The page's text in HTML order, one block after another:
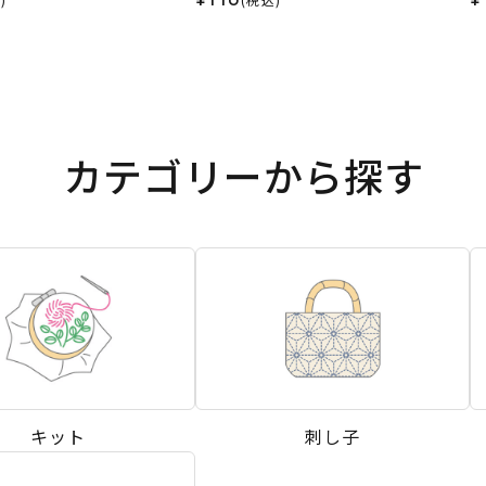
カテゴリーから探す
キット 刺し子